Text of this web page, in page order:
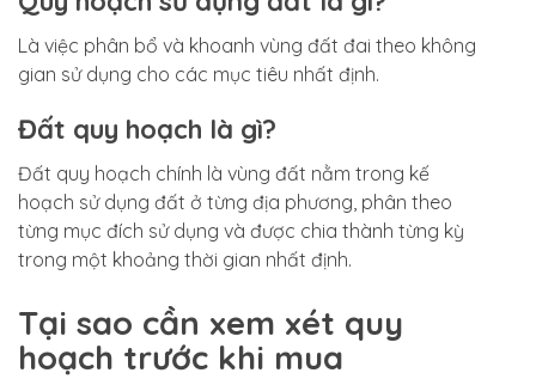
Là việc phân bổ và khoanh vùng đất đai theo không
gian sử dụng cho các mục tiêu nhất định.
Đất quy hoạch là gì?
Đất quy hoạch chính là vùng đất nằm trong kế
hoạch sử dụng đất ở từng địa phương, phân theo
từng mục đích sử dụng và được chia thành từng kỳ
trong một khoảng thời gian nhất định.
Tại sao cần xem xét quy
hoạch trước khi mua